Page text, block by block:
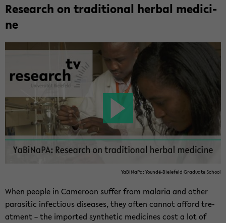
Re­se­arch on tra­di­tio­nal her­bal me­di­ci­
ne
Ya­Bi­Na­Pa: Youndé-​Bielefeld Gra­dua­te School
When peop­le in Ca­mer­oon suf­fer from ma­la­ria and other
pa­ra­si­tic in­fec­tious di­sea­ses, they often can­not af­ford tre­
at­ment – the im­por­ted syn­the­tic me­di­ci­nes cost a lot of